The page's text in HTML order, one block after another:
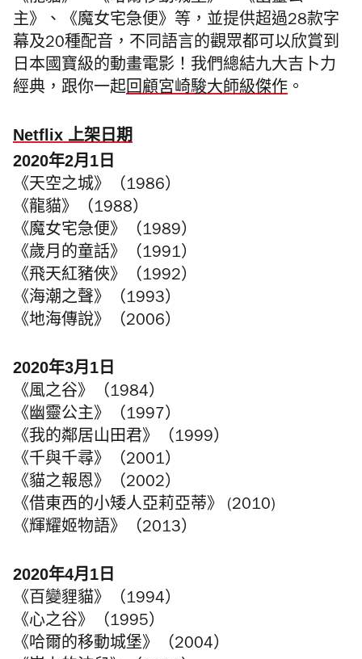
主》、《魔女宅急便》等，並提供超過28款字
幕及20種配音，不同語言的觀眾都可以欣賞到
日本國寶級的動畫電影！我們總結九大吉卜力
經典，跟你一起回顧宮崎駿大師級傑作 。
Netflix 上架日期
2020年2月1日
《天空之城》（1986）
《龍貓》（1988）
《魔女宅急便》（1989）
《歲月的童話》（1991）
《飛天紅豬俠》（1992）
《海潮之聲》（1993）
《地海傳說》（2006）
2020年3月1日
《風之谷》（1984）
《幽靈公主》（1997）
《我的鄰居山田君》（1999）
《千與千尋》（2001）
《貓之報恩》（2002）
《借東西的小矮人亞莉亞蒂》 (2010)
《輝耀姬物語》（2013）
2020年4月1日
《百變貍貓》（1994）
《心之谷》（1995）
《哈爾的移動城堡》（2004）